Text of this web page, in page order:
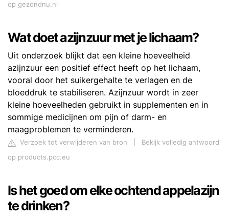
op gezondnu.nl
Wat doet azijnzuur met je lichaam?
Uit onderzoek blijkt dat een kleine hoeveelheid
azijnzuur een positief effect heeft op het lichaam,
vooral door het suikergehalte te verlagen en de
bloeddruk te stabiliseren. Azijnzuur wordt in zeer
kleine hoeveelheden gebruikt in supplementen en in
sommige medicijnen om pijn of darm- en
maagproblemen te verminderen.
Verzoek tot verwijderen van bron
Bekijk volledig antwoord
op products.pcc.eu
Is het goed om elke ochtend appelazijn
te drinken?